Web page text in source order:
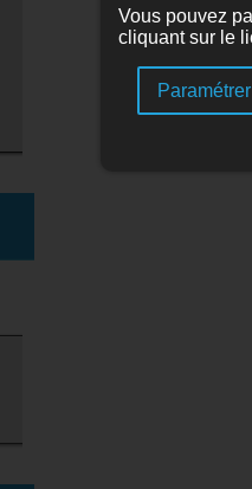
Vous pouvez
cliquant sur le